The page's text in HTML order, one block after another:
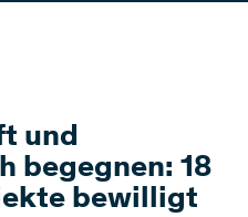
und
begegnen: 18
bewilligt